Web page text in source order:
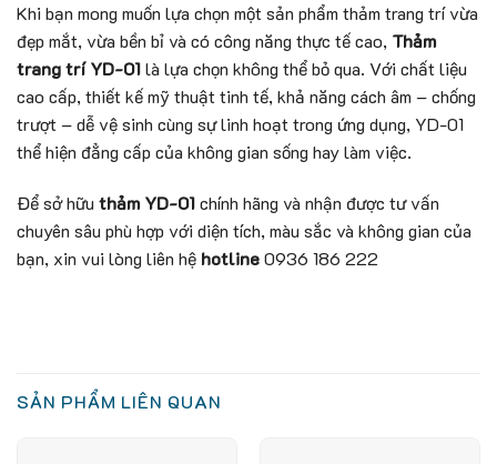
Khi bạn mong muốn lựa chọn một sản phẩm thảm trang trí vừa
đẹp mắt, vừa bền bỉ và có công năng thực tế cao, Thảm
trang trí YD-01là lựa chọn không thể bỏ qua. Với chất liệu
cao cấp, thiết kế mỹ thuật tinh tế, khả năng cách âm – chống
trượt – dễ vệ sinh cùng sự linh hoạt trong ứng dụng, YD-01
thể hiện đẳng cấp của không gian sống hay làm việc.
Để sở hữu thảm YD-01chính hãng và nhận được tư vấn
chuyên sâu phù hợp với diện tích, màu sắc và không gian của
bạn, xin vui lòng liên hệ hotline0936 186 222
SẢN PHẨM LIÊN QUAN